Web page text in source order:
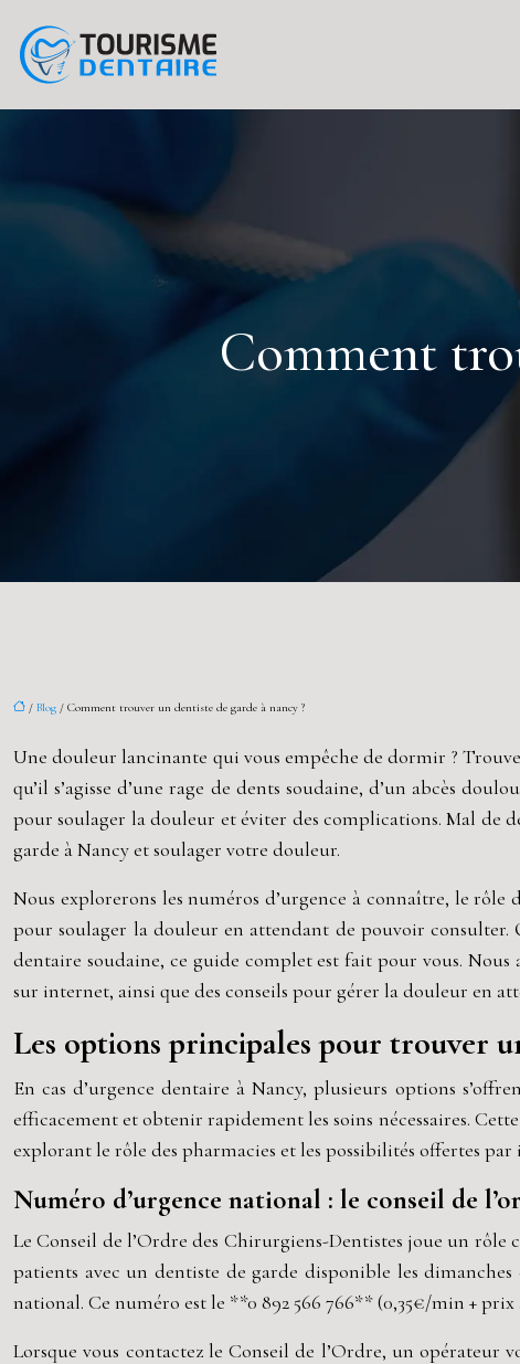
Comment
/ Blog / Comment trouver un dentiste de garde à nancy ?
Une douleur lancinante qui vous empêche de dormir ?
qu’il s’agisse d’une rage de dents soudaine, d’un abcès
pour soulager la douleur et éviter des complications. Mal de
garde à Nancy et soulager votre douleur.
Nous explorerons les numéros d’urgence à connaître, le rôle
pour soulager la douleur en attendant de pouvoir consulter.
dentaire soudaine, ce guide complet est fait pour vous. Nous
sur internet, ainsi que des conseils pour gérer la douleur en
Les options principales pour trouver
En cas d’urgence dentaire à Nancy, plusieurs options
efficacement et obtenir rapidement les soins nécessaires.
explorant le rôle des pharmacies et les possibilités offertes
Numéro d’urgence national : le conseil de
Le Conseil de l’Ordre des Chirurgiens-Dentistes joue un rôle
patients avec un dentiste de garde disponible les
national. Ce numéro est le **0 892 566 766** (0,35€/min +
Lorsque vous contactez le Conseil de l’Ordre, un opérateur